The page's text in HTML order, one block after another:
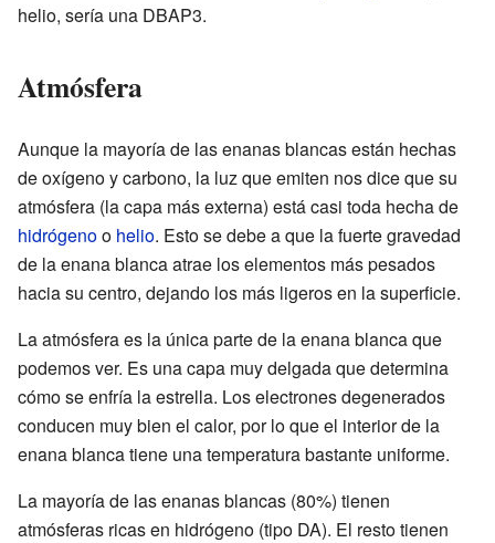
helio, sería una DBAP3.
Atmósfera
Aunque la mayoría de las enanas blancas están hechas
de oxígeno y carbono, la luz que emiten nos dice que su
atmósfera (la capa más externa) está casi toda hecha de
hidrógenoo helio. Esto se debe a que la fuerte gravedad
de la enana blanca atrae los elementos más pesados
hacia su centro, dejando los más ligeros en la superficie.
La atmósfera es la única parte de la enana blanca que
podemos ver. Es una capa muy delgada que determina
cómo se enfría la estrella. Los electrones degenerados
conducen muy bien el calor, por lo que el interior de la
enana blanca tiene una temperatura bastante uniforme.
La mayoría de las enanas blancas (80%) tienen
atmósferas ricas en hidrógeno (tipo DA). El resto tienen